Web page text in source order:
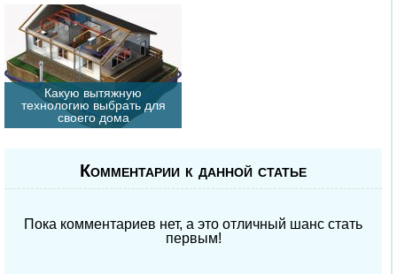
Какую вытяжную
технологию выбрать для
своего дома
Комментарии к данной статье
Пока комментариев нет, а это отличный шанс стать
первым!